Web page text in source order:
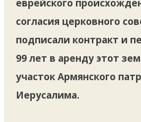
еврейского
согласия церковного
подписали контракт и
99 лет в аренду этот
участок Армянского
Иерусалима.